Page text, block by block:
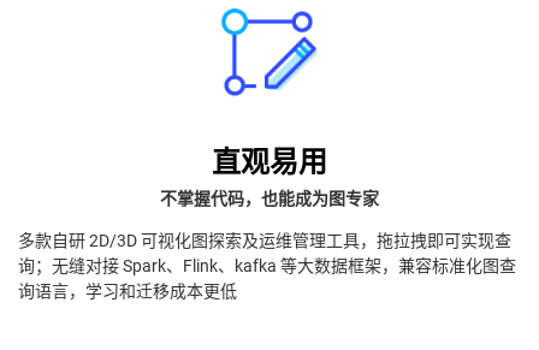
直观易用
不掌握代码，也能成为图专家
多款自研 2D/3D 可视化图探索及运维管理工具，拖拉拽即可实现查
询；无缝对接 Spark、Flink、kafka 等大数据框架，兼容标准化图查
询语言，学习和迁移成本更低